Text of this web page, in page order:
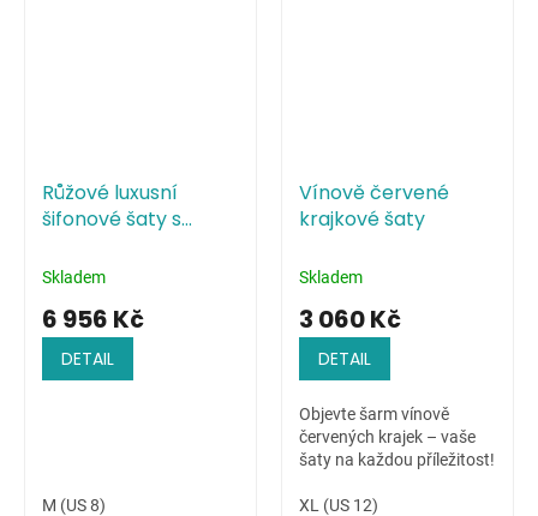
Růžové luxusní
šifonové šaty s
pajetkami
Skladem
6 956 Kč
DETAIL
M (US 8)
Vínově červené
krajkové šaty
Skladem
3 060 Kč
DETAIL
Objevte šarm vínově
červených krajek – vaše
šaty na každou příležitost!
XL (US 12)